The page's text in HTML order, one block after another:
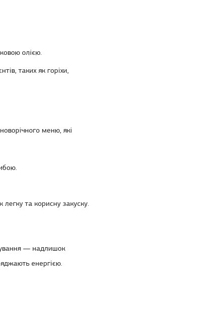
олією.
таких як горіхи,
новорічного меню, які
легку та корисну закуску.
— надлишок
енергією.